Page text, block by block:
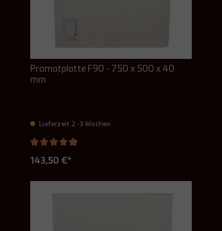
Promatplatte F90 - 750 x 500 x 40
mm
Lieferzeit 2-3 Wochen
143,50 €*